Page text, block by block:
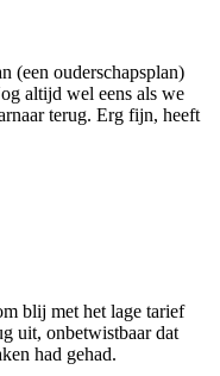
(een ouderschapsplan)
altijd wel eens als we
terug. Erg fijn, heeft
blij met het lage tarief
uit, onbetwistbaar dat
had gehad.